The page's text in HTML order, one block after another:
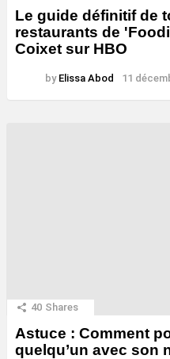
Le guide définitif de
restaurants de
Coixet sur HBO
by Elissa Abod 11
40 Shares
Astuce : Comment
quelqu’un avec son